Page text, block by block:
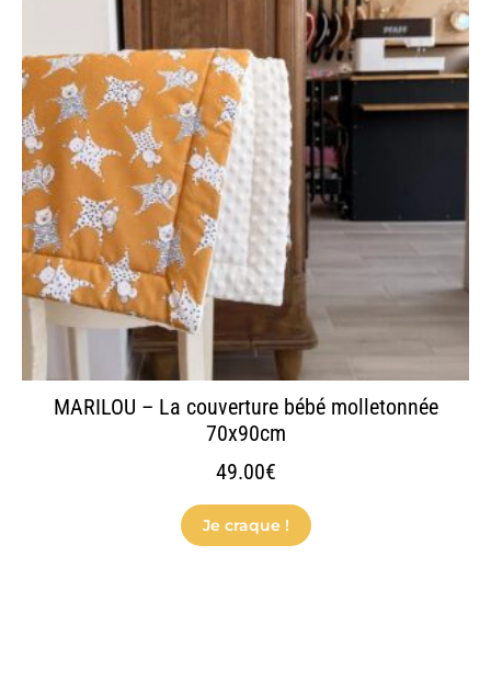
MARILOU – La couverture bébé molletonnée
70x90cm
49.00€
Je craque !
plusieurs
variations.
Les
options
peuvent
être
choisies
sur
la
produit